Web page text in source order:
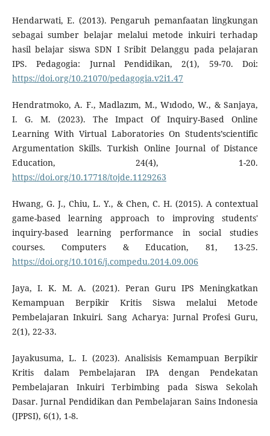
Hendarwati, E. (2013). Pengaruh pemanfaatan lingkungan
sebagai sumber belajar melalui metode inkuiri terhadap
hasil belajar siswa SDN I Sribit Delanggu pada pelajaran
IPS. Pedagogia: Jurnal Pendidikan, 2(1), 59-70. Doi:
https://doi.org/10.21070/pedagogia.v2i1.47
Hendratmoko, A. F., Madlazım, M., Wıdodo, W., & Sanjaya,
I. G. M. (2023). The Impact Of Inquiry-Based Online
Learning With Virtual Laboratories On Students’scientific
Argumentation Skills. Turkish Online Journal of Distance
Education, 24(4), 1-20.
https://doi.org/10.17718/tojde.1129263
Hwang, G. J., Chiu, L. Y., & Chen, C. H. (2015). A contextual
game-based learning approach to improving students'
inquiry-based learning performance in social studies
courses. Computers & Education, 81, 13-25.
https://doi.org/10.1016/j.compedu.2014.09.006
Jaya, I. K. M. A. (2021). Peran Guru IPS Meningkatkan
Kemampuan Berpikir Kritis Siswa melalui Metode
Pembelajaran Inkuiri. Sang Acharya: Jurnal Profesi Guru,
2(1), 22-33.
Jayakusuma, L. I. (2023). Analisisis Kemampuan Berpikir
Kritis dalam Pembelajaran IPA dengan Pendekatan
Pembelajaran Inkuiri Terbimbing pada Siswa Sekolah
Dasar. Jurnal Pendidikan dan Pembelajaran Sains Indonesia
(JPPSI), 6(1), 1-8.